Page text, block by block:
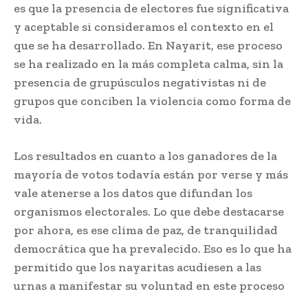
es que la presencia de electores fue significativa
y aceptable si consideramos el contexto en el
que se ha desarrollado. En Nayarit, ese proceso
se ha realizado en la más completa calma, sin la
presencia de grupúsculos negativistas ni de
grupos que conciben la violencia como forma de
vida.
Los resultados en cuanto a los ganadores de la
mayoría de votos todavía están por verse y más
vale atenerse a los datos que difundan los
organismos electorales. Lo que debe destacarse
por ahora, es ese clima de paz, de tranquilidad
democrática que ha prevalecido. Eso es lo que ha
permitido que los nayaritas acudiesen a las
urnas a manifestar su voluntad en este proceso